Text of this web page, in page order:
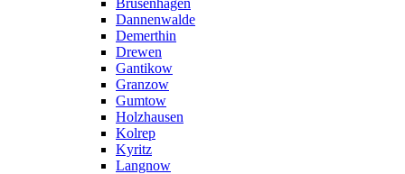
Brüsenhagen
Dannenwalde
Demerthin
Drewen
Gantikow
Granzow
Gumtow
Holzhausen
Kolrep
Kyritz
Langnow